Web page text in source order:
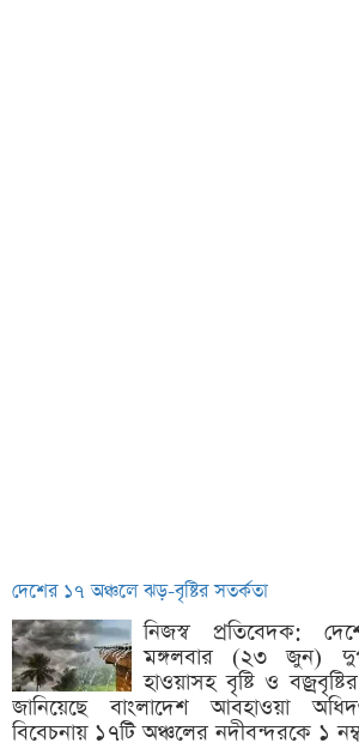
দেশের ১৭ অঞ্চলে ঝড়-বৃষ্টির সতর্কতা
নিজস্ব প্রতিবেদক:
মঙ্গলবার (২৩ জুন)
হাওয়াসহ বৃষ্টি ও
জানিয়েছে বাংলাদেশ আবহাওয়া
বিবেচনায় ১৭টি অঞ্চলের নদীবন্দরকে ১